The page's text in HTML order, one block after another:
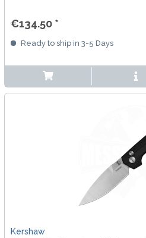
€134.50 *
Ready to ship in 3-5 Days
Kershaw